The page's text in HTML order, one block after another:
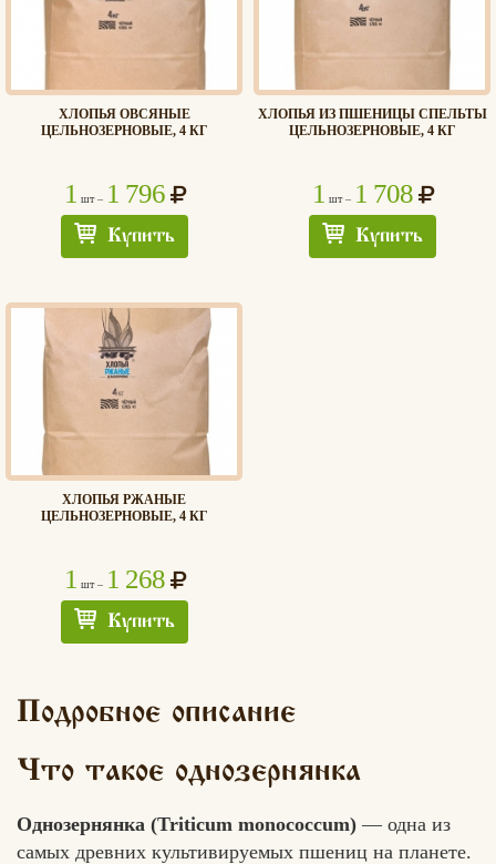
ХЛОПЬЯ ОВСЯНЫЕ
ЦЕЛЬНОЗЕРНОВЫЕ, 4 КГ
1 шт – 1 796
Купить
ХЛОПЬЯ ИЗ ПШЕНИЦЫ СПЕЛЬТЫ
ЦЕЛЬНОЗЕРНОВЫЕ, 4 КГ
1 шт – 1 708
Купить
ХЛОПЬЯ РЖАНЫЕ
ЦЕЛЬНОЗЕРНОВЫЕ, 4 КГ
1 шт – 1 268
Купить
Подробное описание
Что такое однозернянка
Однозернянка (Triticum monococcum) — одна из
самых древних культивируемых пшениц на планете.